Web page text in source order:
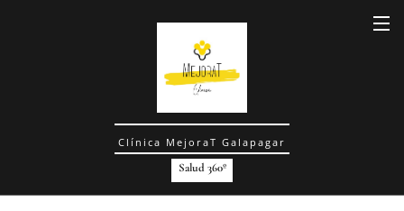
Clínica MejoraT Galapagar
Salud 360º